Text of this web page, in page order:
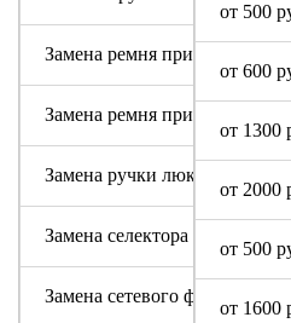
от 500
от 600
от 1300
от 2000
от 500
от 1600
Замена ремня привода
Замена ремня привода
Замена ручки люка
Замена селектора программ
Замена сетевого фильтра